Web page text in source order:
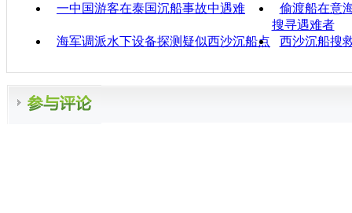
一中国游客在泰国沉船事故中遇难
偷渡船在意
搜寻遇难者
海军调派水下设备探测疑似西沙沉船点
西沙沉船搜